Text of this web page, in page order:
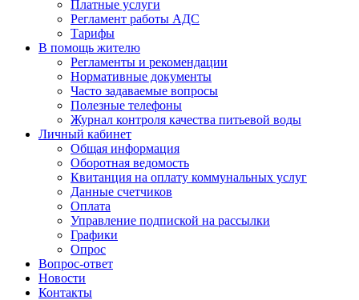
Платные услуги
Регламент работы АДС
Тарифы
В помощь жителю
Регламенты и рекомендации
Нормативные документы
Часто задаваемые вопросы
Полезные телефоны
Журнал контроля качества питьевой воды
Личный кабинет
Общая информация
Оборотная ведомость
Квитанция на оплату коммунальных услуг
Данные счетчиков
Оплата
Управление подпиской на рассылки
Графики
Опрос
Вопрос-ответ
Новости
Контакты